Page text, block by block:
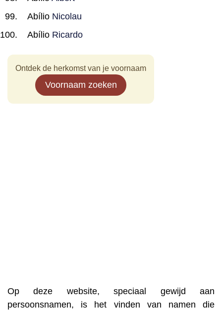
Abílio Nicolau
Abílio Ricardo
Ontdek de herkomst van je voornaam
Voornaam zoeken
Op deze website, speciaal gewijd aan
persoonsnamen, is het vinden van namen die